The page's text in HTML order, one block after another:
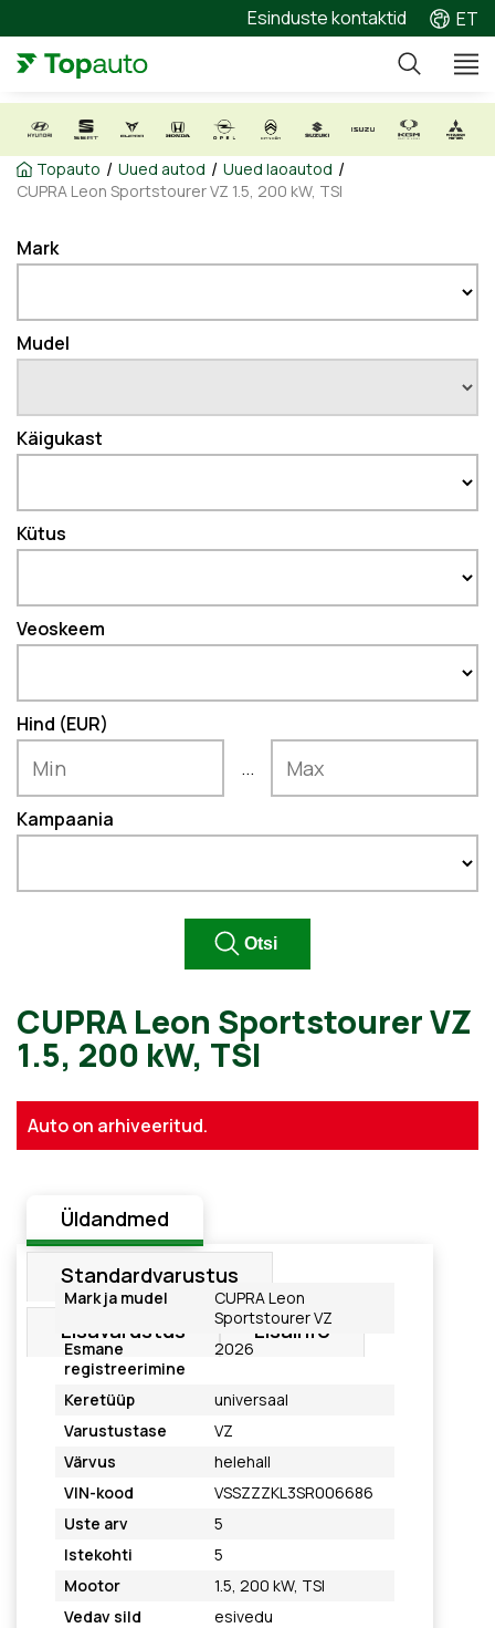
Esinduste kontaktid ET
Topauto / Uued autod / Uued laoautod /
CUPRA Leon Sportstourer VZ 1.5, 200 kW, TSI
Mark
Mudel
Käigukast
Kütus
Veoskeem
Hind (EUR)
...
Kampaania
CUPRA Leon Sportstourer
Auto on arhiveeritud.
Üldandmed
Standardvarustus
Lisavarustus Lisainfo
Mark ja mudel
CUPRA Leon
Sportstourer VZ
Esmane
registreerimine
2026
Keretüüp
universaal
Varustustase
VZ
Värvus
helehall
VIN-kood
VSSZZZKL3SR006686
Uste arv
5
Istekohti
5
Mootor
1.5, 200 kW, TSI
Vedav sild
esivedu